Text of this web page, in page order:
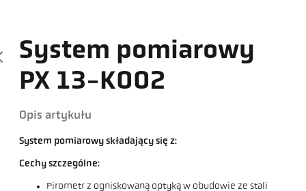
System pomiarowy
PX 13-K002
Opis artykułu
System pomiarowy składający się z:
Cechy szczególne:
Pirometr z ogniskowaną optyką w obudowie ze stali